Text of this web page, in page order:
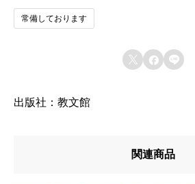
u51fau7248u793e
u642du8f09u6b4cu96c6
以前にこの商品を購入したことの
みのユーザーのみレビューを残す
常備しております
  
出版社：教文館
関連商品